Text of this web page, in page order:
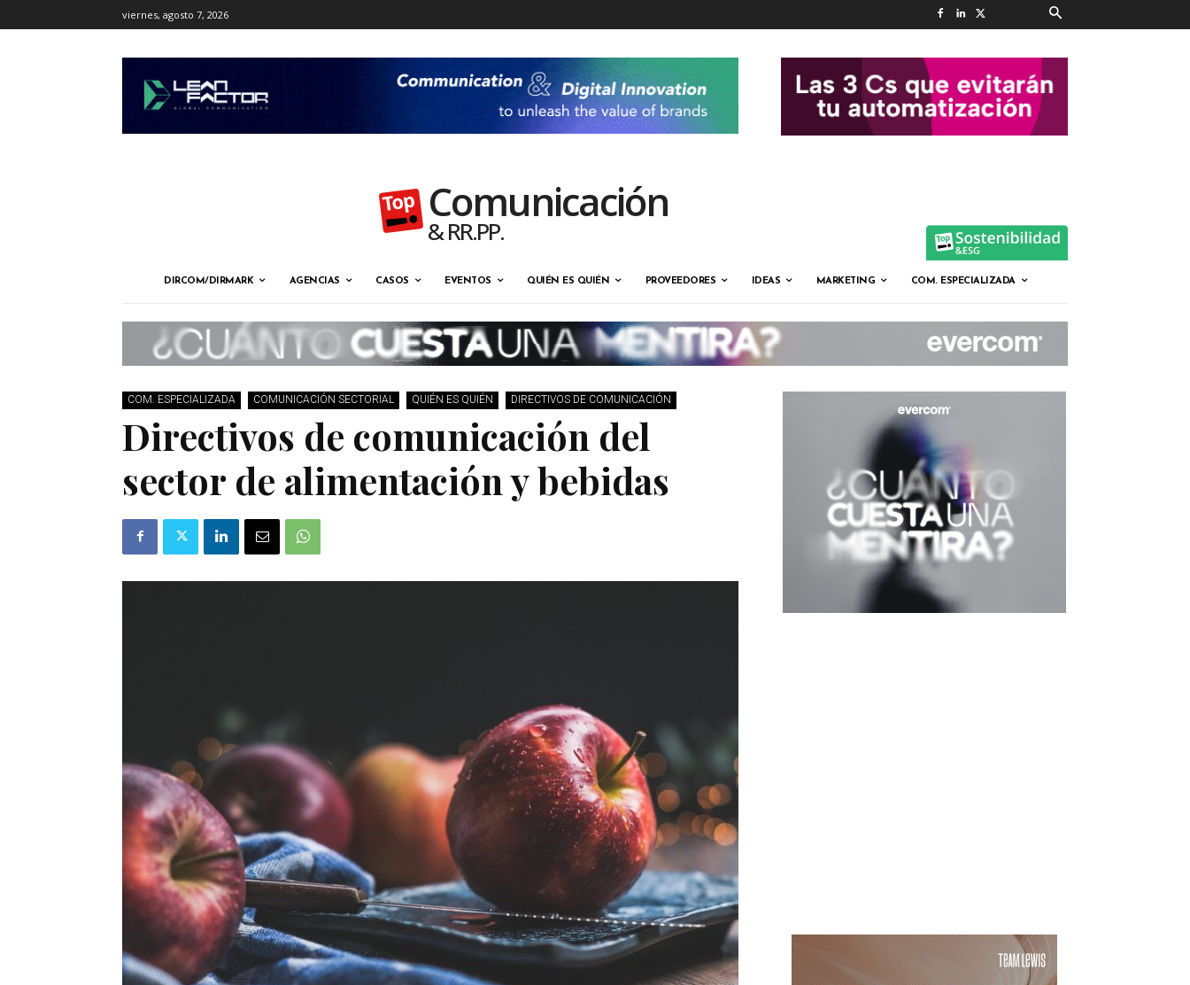
viernes, agosto 7, 2026
Comunicación
& RR.PP.
DIRCOM/DIRMARK AGENCIAS CASOS EVENTOS QUIÉN ES QUIÉN PROVEEDORES IDEAS MARKETING COM. ESPECIALIZADA
COM. ESPECIALIZADA COMUNICACIÓN SECTORIAL QUIÉN ES QUIÉN DIRECTIVOS DE COMUNICACIÓN
Directivos de comunicación del
sector de alimentación y bebidas